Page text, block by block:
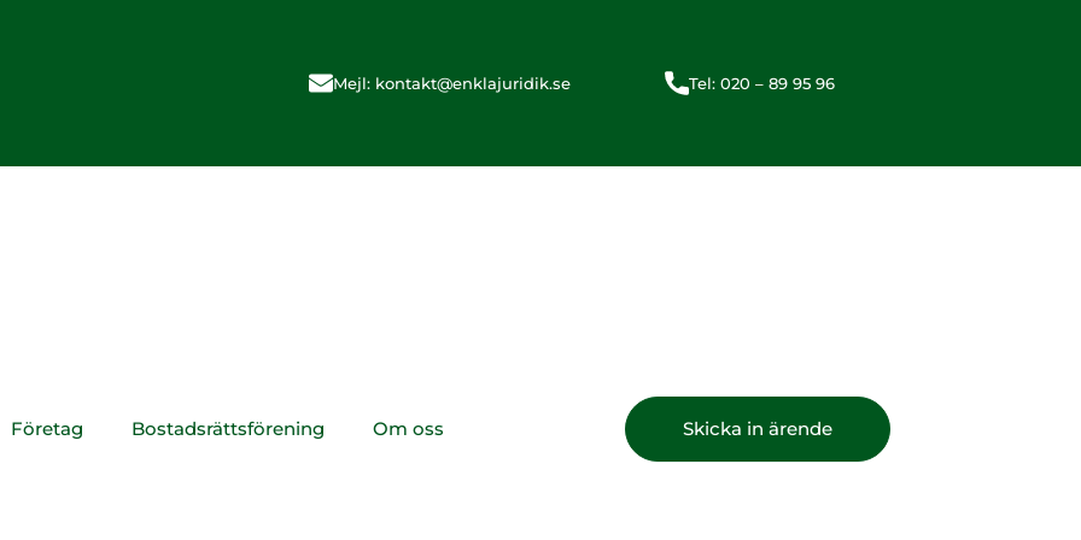
Mejl: kontakt@enklajuridik.se Tel: 020 – 89 95 96
Företag Bostadsrättsförening Om oss Skicka in ärende